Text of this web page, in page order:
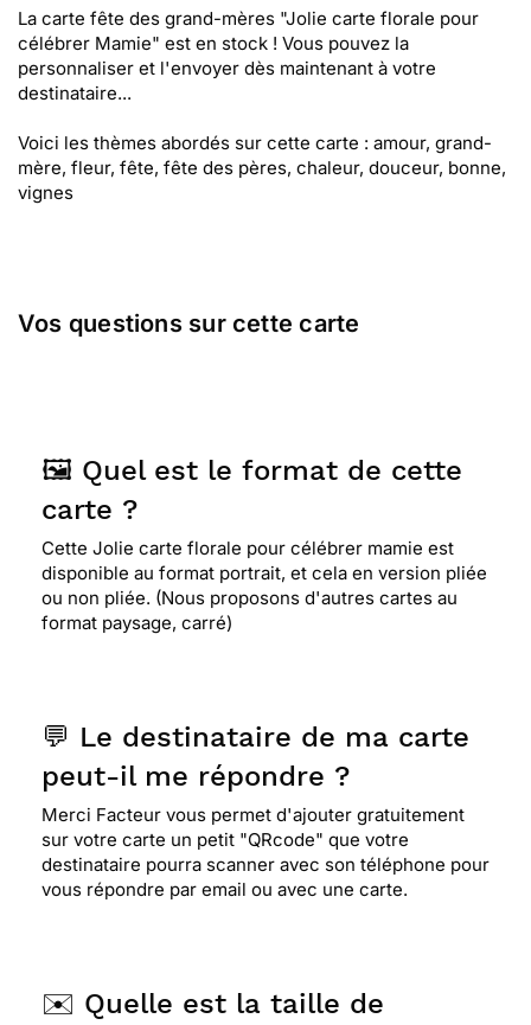
La carte fête des grand-mères "Jolie carte florale pour
célébrer Mamie" est en stock ! Vous pouvez la
personnaliser et l'envoyer dès maintenant à votre
destinataire...
Voici les thèmes abordés sur cette carte : amour, grand-
mère, fleur, fête, fête des pères, chaleur, douceur, bonne,
vignes
Vos questions sur cette carte
🖼️ Quel est le format de cette
carte ?
Cette Jolie carte florale pour célébrer mamie est
disponible au format portrait, et cela en version pliée
ou non pliée. (Nous proposons d'autres cartes au
format paysage, carré)
💬 Le destinataire de ma carte
peut-il me répondre ?
Merci Facteur vous permet d'ajouter gratuitement
sur votre carte un petit "QRcode" que votre
destinataire pourra scanner avec son téléphone pour
vous répondre par email ou avec une carte.
✉️ Quelle est la taille de